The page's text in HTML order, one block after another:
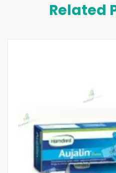
Related